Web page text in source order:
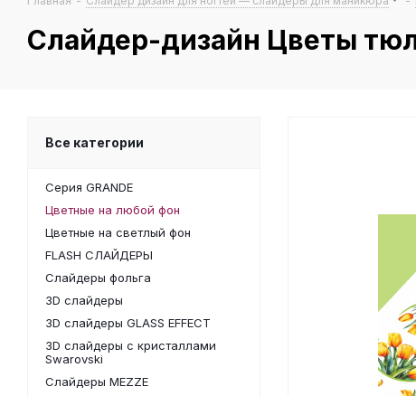
Слайдер-дизайн Цветы
Все категории
Серия GRANDE
Цветные на любой фон
Цветные на светлый фон
FLASH СЛАЙДЕРЫ
Слайдеры фольга
3D слайдеры
3D слайдеры GLASS EFFECT
3D слайдеры с кристаллами
Swarovski
Слайдеры MEZZE